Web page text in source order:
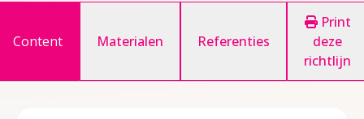
Content Materialen Referenties
Print
deze
richtlijn